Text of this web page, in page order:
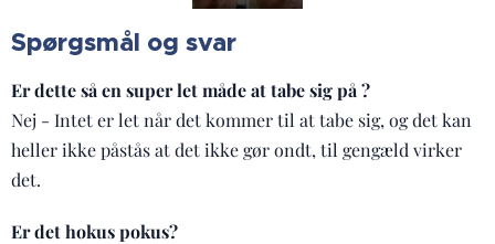
Spørgsmål og svar
Er dette så en super let måde at tabe sig på ?
Nej - Intet er let når det kommer til at tabe sig, og det kan
heller ikke påstås at det ikke gør ondt, til gengæld virker
det.
Er det hokus pokus?